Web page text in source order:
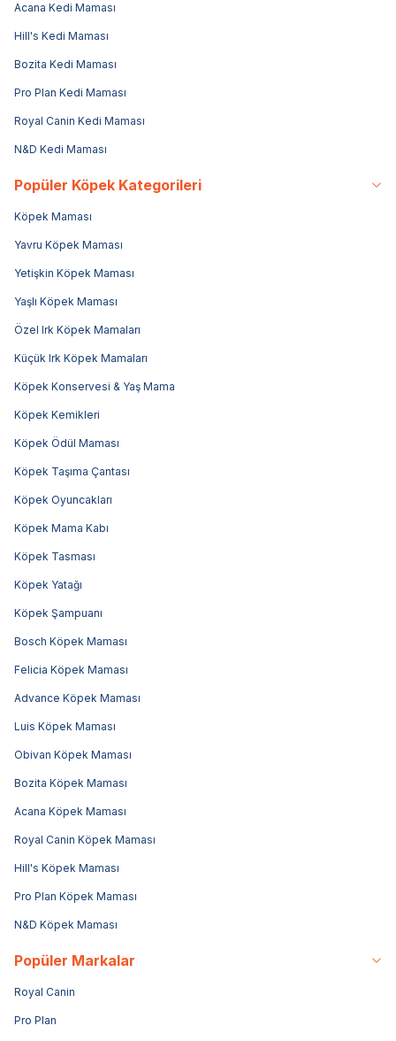
Acana Kedi Maması
Hill's Kedi Maması
Bozita Kedi Maması
Pro Plan Kedi Maması
Royal Canin Kedi Maması
N&D Kedi Maması
Popüler Köpek Kategorileri
Köpek Maması
Yavru Köpek Maması
Yetişkin Köpek Maması
Yaşlı Köpek Maması
Özel Irk Köpek Mamaları
Küçük Irk Köpek Mamaları
Köpek Konservesi & Yaş Mama
Köpek Kemikleri
Köpek Ödül Maması
Köpek Taşıma Çantası
Köpek Oyuncakları
Köpek Mama Kabı
Köpek Tasması
Köpek Yatağı
Köpek Şampuanı
Bosch Köpek Maması
Felicia Köpek Maması
Advance Köpek Maması
Luis Köpek Maması
Obivan Köpek Maması
Bozita Köpek Maması
Acana Köpek Maması
Royal Canin Köpek Maması
Hill's Köpek Maması
Pro Plan Köpek Maması
N&D Köpek Maması
Popüler Markalar
Royal Canin
Pro Plan